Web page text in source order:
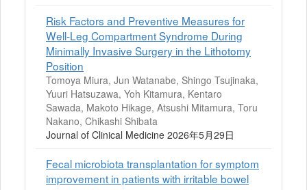
Risk Factors and Preventive Measures for
Well-Leg Compartment Syndrome During
Minimally Invasive Surgery in the Lithotomy
Position
Tomoya Miura, Jun Watanabe, Shingo Tsujinaka,
Yuuri Hatsuzawa, Yoh Kitamura, Kentaro
Sawada, Makoto Hikage, Atsushi Mitamura, Toru
Nakano, Chikashi Shibata
Journal of Clinical Medicine 2026年5月29日
Fecal microbiota transplantation for symptom
improvement in patients with irritable bowel